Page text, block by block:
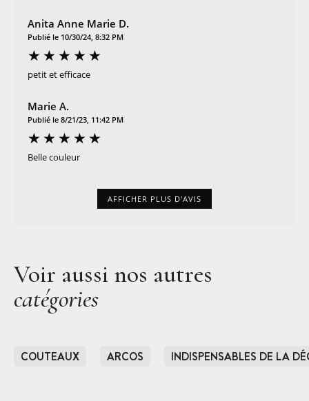
Anita Anne Marie D.
Publié le 10/30/24, 8:32 PM
petit et efficace
Marie A.
Publié le 8/21/23, 11:42 PM
Belle couleur
AFFICHER PLUS D'AVIS
Voir aussi nos autres
catégories
COUTEAUX ARCOS INDISPENSABLES DE LA